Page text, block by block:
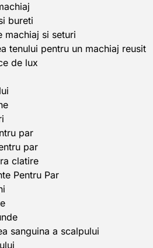
bureti
machiaj si seturi
tenului pentru un machiaj reusit
de lux
par
par
clatire
Pentru Par
sanguina a scalpului